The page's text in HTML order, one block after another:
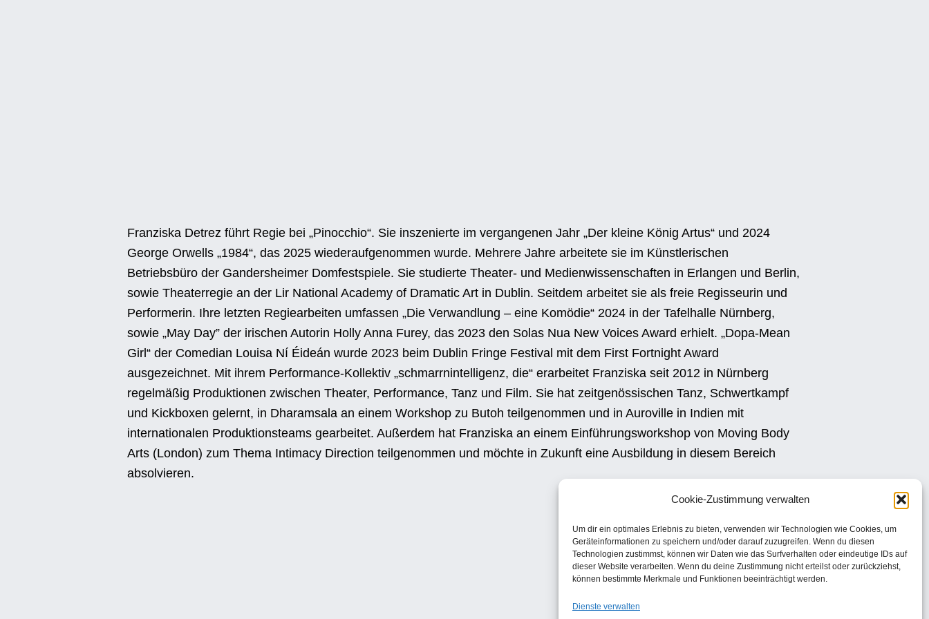
Cookie-Zustimmung verwalten
Um dir ein optimales Erlebnis zu bieten, verwenden wir Technologien wie Cookies, um
Geräteinformationen zu speichern und/oder darauf zuzugreifen. Wenn du diesen
Technologien zustimmst, können wir Daten wie das Surfverhalten oder eindeutige IDs auf
dieser Website verarbeiten. Wenn du deine Zustimmung nicht erteilst oder zurückziehst,
können bestimmte Merkmale und Funktionen beeinträchtigt werden.
Dienste verwalten
Franziska Detrez führt Regie bei „Pinocchio“. Sie inszenierte im vergangenen Jahr „Der kleine König Artus“ und 2024
George Orwells „1984“, das 2025 wiederaufgenommen wurde. Mehrere Jahre arbeitete sie im Künstlerischen
Betriebsbüro der Gandersheimer Domfestspiele. Sie studierte Theater- und Medienwissenschaften in Erlangen und Berlin,
sowie Theaterregie an der Lir National Academy of Dramatic Art in Dublin. Seitdem arbeitet sie als freie Regisseurin und
Performerin. Ihre letzten Regiearbeiten umfassen „Die Verwandlung – eine Komödie“ 2024 in der Tafelhalle Nürnberg,
sowie „May Day” der irischen Autorin Holly Anna Furey, das 2023 den Solas Nua New Voices Award erhielt. „Dopa-Mean
Girl“ der Comedian Louisa Ní Éideán wurde 2023 beim Dublin Fringe Festival mit dem First Fortnight Award
ausgezeichnet. Mit ihrem Performance-Kollektiv „schmarrnintelligenz, die“ erarbeitet Franziska seit 2012 in Nürnberg
regelmäßig Produktionen zwischen Theater, Performance, Tanz und Film. Sie hat zeitgenössischen Tanz, Schwertkampf
und Kickboxen gelernt, in Dharamsala an einem Workshop zu Butoh teilgenommen und in Auroville in Indien mit
internationalen Produktionsteams gearbeitet. Außerdem hat Franziska an einem Einführungsworkshop von Moving Body
Arts (London) zum Thema Intimacy Direction teilgenommen und möchte in Zukunft eine Ausbildung in diesem Bereich
absolvieren.